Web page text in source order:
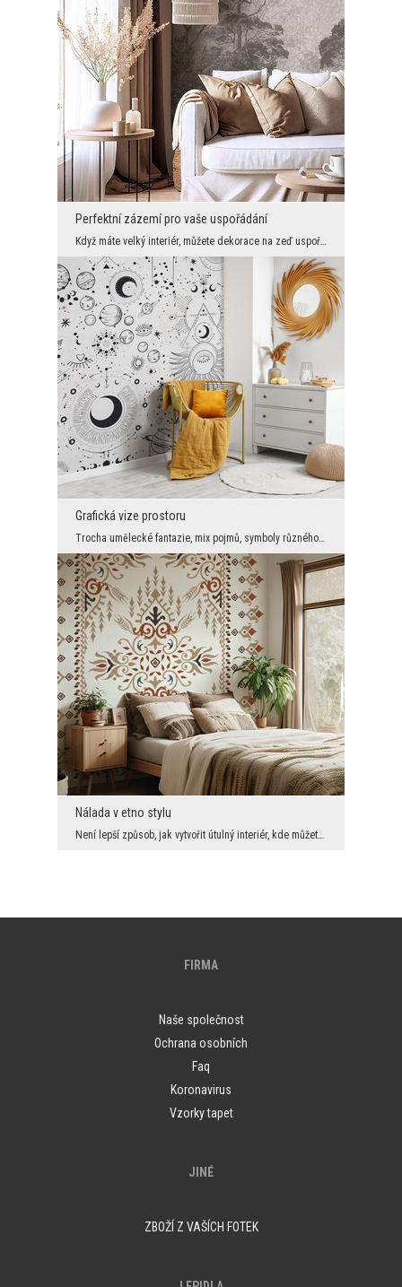
Perfektní zázemí pro vaše uspořádání
Když máte velký interiér, můžete dekorace na zeď uspořádat ve velkém. Můžete pak mít například sk...
Grafická vize prostoru
Trocha umělecké fantazie, mix pojmů, symboly různého původu, zkrátka variace na téma kosmos a jeh...
Nálada v etno stylu
Není lepší způsob, jak vytvořit útulný interiér, kde můžete blaženě relaxovat, než pověsit na zeď...
FIRMA
Naše společnost
Ochrana osobních
Faq
Koronavirus
Vzorky tapet
JINÉ
ZBOŽÍ Z VAŠÍCH FOTEK